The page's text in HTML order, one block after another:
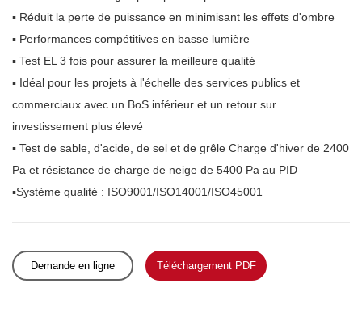
▪ Réduit la perte de puissance en minimisant les effets d'ombre
▪ Performances compétitives en basse lumière
▪ Test EL 3 fois pour assurer la meilleure qualité
▪ Idéal pour les projets à l'échelle des services publics et
commerciaux avec un BoS inférieur et un retour sur
investissement plus élevé
▪ Test de sable, d'acide, de sel et de grêle Charge d'hiver de 2400
Pa et résistance de charge de neige de 5400 Pa au PID
▪Système qualité : ISO9001/ISO14001/ISO45001
Demande en ligne Téléchargement PDF